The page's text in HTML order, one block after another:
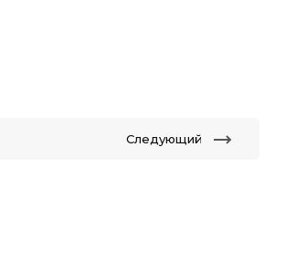
Следующий